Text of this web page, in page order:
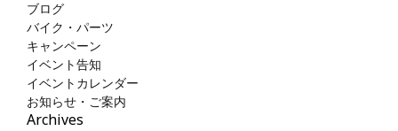
ブログ
バイク・パーツ
キャンペーン
イベント告知
イベントカレンダー
お知らせ・ご案内
Archives